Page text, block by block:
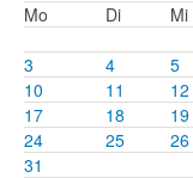
Mo
Di Mi
3
4 5
10
11 12
17
18 19
24
25 26
31